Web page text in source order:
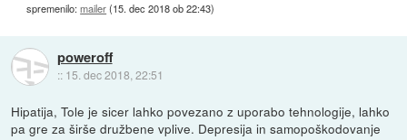
spremenilo:mailer(15. dec 2018 ob 22:43)
poweroff
:: 15. dec 2018, 22:51
Hipatija, Tole je sicer lahko povezano z uporabo tehnologije, lahko
pa gre za širše družbene vplive. Depresija in samopoškodovanje